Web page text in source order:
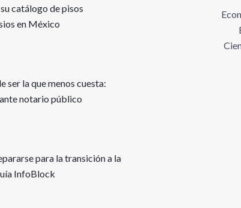
catálogo de pisos
en México
ser la que menos cuesta:
notario público
para la transición a la
InfoBlock